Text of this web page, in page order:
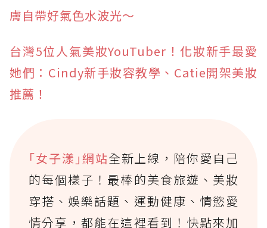
膚自帶好氣色水波光～
台灣5位人氣美妝YouTuber！化妝新手最愛
她們：Cindy新手妝容教學、Catie開架美妝
推薦！
｢女子漾｣網站全新上線，陪你愛自己
的每個樣子！最棒的美食旅遊、美妝
穿搭、娛樂話題、運動健康、情慾愛
情分享，都能在這裡看到！快點來加